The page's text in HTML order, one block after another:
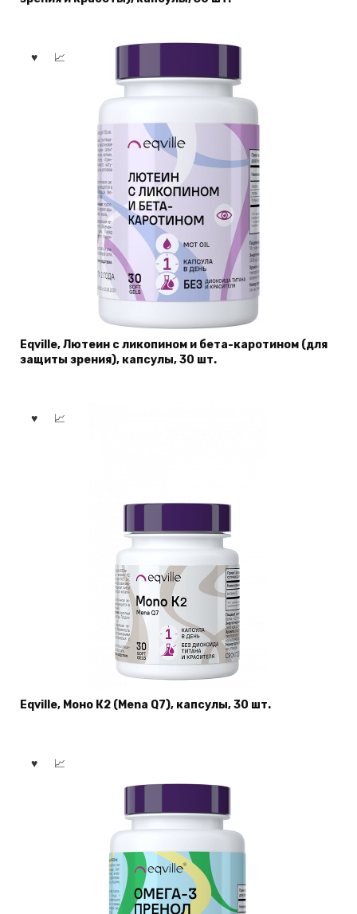
Eqville, Лютеин с ликопином и бета-каротином (для
защиты зрения), капсулы, 30 шт.
Eqville, Моно К2 (Mena Q7), капсулы, 30 шт.